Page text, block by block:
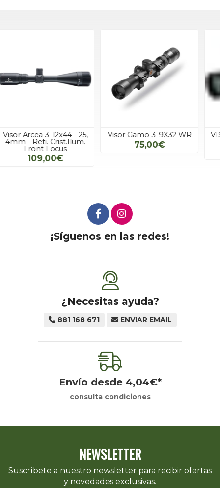
Visor Gamo 3-9X32 WR
75,00€
VISOR GPO ESPECTRO
6x 3-18x56i
979,00€
¡Síguenos en las redes!
¿Necesitas ayuda?
881 168 671 ENVIAR EMAIL
Envío desde 4,04€*
consulta condiciones
NEWSLETTER
Suscríbete a nuestro newsletter para recibir ofertas
y novedades exclusivas.